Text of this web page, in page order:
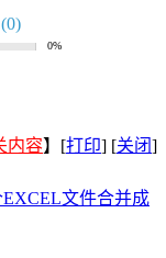
内容】[打印] [关闭]
文件合并成